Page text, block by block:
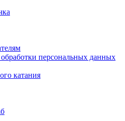
персональных данных
катания